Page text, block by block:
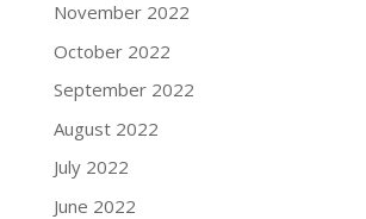
November 2022
October 2022
September 2022
August 2022
July 2022
June 2022